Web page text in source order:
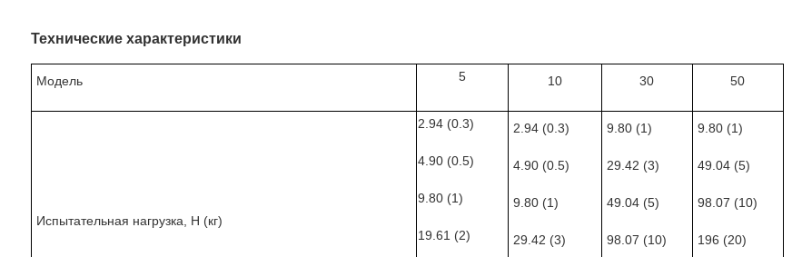
Технические характеристики
Модель 5 10 30 50
Испытательная нагрузка, Н (кг)
2.94 (0.3)
4.90 (0.5)
9.80 (1)
19.61 (2)
2.94 (0.3)
4.90 (0.5)
9.80 (1)
29.42 (3)
9.80 (1)
29.42 (3)
49.04 (5)
98.07 (10)
9.80 (1)
49.04 (5)
98.07 (10)
196 (20)